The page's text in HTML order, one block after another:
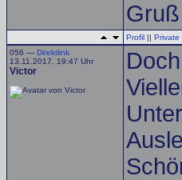
Gruß
Profil || Private
056 — Direktlink
13.11.2017, 19:47 Uhr
Victor